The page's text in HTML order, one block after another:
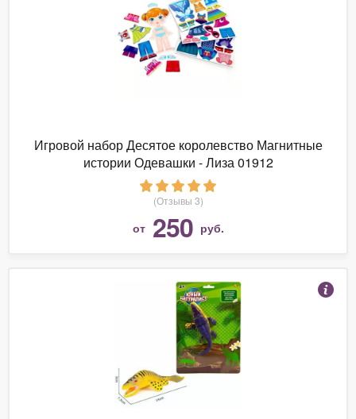
Игровой набор Десятое королевство Магнитные
истории Одевашки - Лиза 01912
(Отзывы 3)
от 250 руб.